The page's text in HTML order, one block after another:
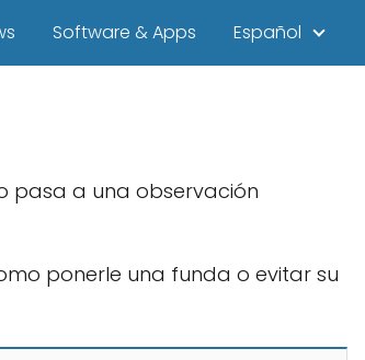
Software & Apps Español
pasa a una observación
ponerle una funda o evitar su